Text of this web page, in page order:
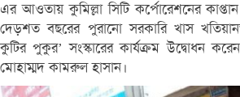
এর আওতায় কুমিল্লা সিটি কর্পোরেশনের
দেড়শত বছরের পুরানো সরকারি খাস
কুটির পুকুর’ সংস্কারের কার্যক্রম উদ্বোধন
মোহাম্মদ কামরুল হাসান।